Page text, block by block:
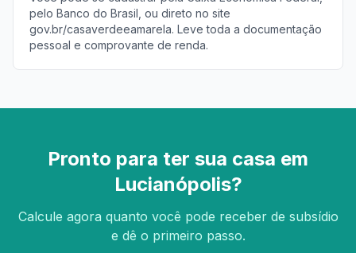
pelo Banco do Brasil, ou direto no site
gov.br/casaverdeeamarela. Leve toda a documentação
pessoal e comprovante de renda.
Pronto para ter sua casa em
Lucianópolis?
Calcule agora quanto você pode receber de subsídio
e dê o primeiro passo.